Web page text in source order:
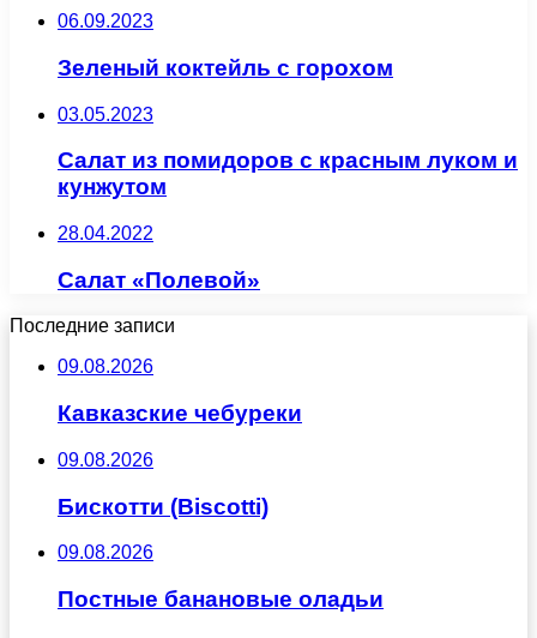
06.09.2023
Зеленый коктейль с горохом
03.05.2023
Салат из помидоров с красным луком и
кунжутом
28.04.2022
Салат «Полевой»
Последние записи
09.08.2026
Кавказские чебуреки
09.08.2026
Бискотти (Biscotti)
09.08.2026
Постные банановые оладьи